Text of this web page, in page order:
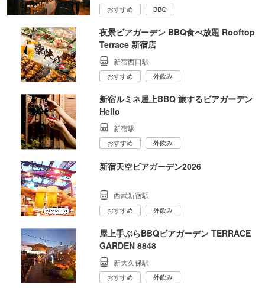
おすすめ BBQ
夜景ビアガーデン BBQ食べ放題 Rooftop
Terrace 新宿店
新宿西口駅
おすすめ 外飲み
新宿ルミネ屋上BBQ 旅するビアガーデン
Hello
新宿駅
おすすめ 外飲み
新宿天空ビアガーデン2026
西武新宿駅
おすすめ 外飲み
屋上手ぶらBBQビアガーデン TERRACE
GARDEN 8848
新大久保駅
おすすめ 外飲み